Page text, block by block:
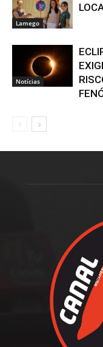
Lamego
Notícias